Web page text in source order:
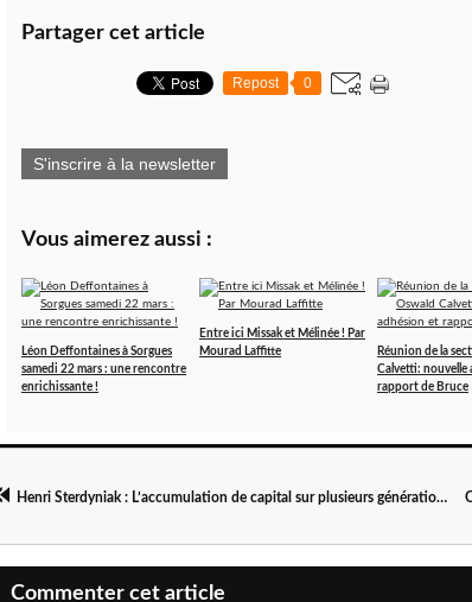
Partager cet article
Repost 0
S'inscrire à la newsletter
Vous aimerez aussi :
Léon Deffontaines à Sorgues
samedi 22 mars : une rencontre
enrichissante !
Entre ici Missak et Mélinée ! Par
Mourad Laffitte
Réunion de la
Calvetti: nouvelle
rapport de Bruce
Henri Sterdyniak : L’accumulation de capital sur plusieurs générations est l’essence du capitalisme
Commenter cet article